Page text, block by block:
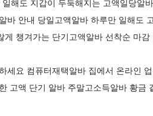
해도 지갑이 두둑해지는 고액일당알
안내 당일고액알바 하루만 일해도
챙겨가는 단기고액알바 선착순 마감
요 컴퓨터재택알바 집에서 온라인
고액 단기 알바 주말고소득알바 황금